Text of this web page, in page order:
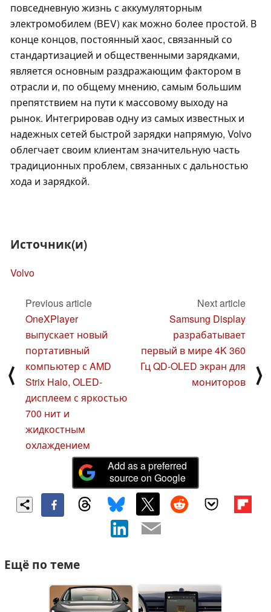
повседневную жизнь с аккумуляторным
электромобилем (BEV) как можно более простой. В
конце концов, постоянный хаос, связанный со
стандартизацией и общественными зарядками,
является основным раздражающим фактором в
отрасли и, по общему мнению, самым большим
препятствием на пути к массовому выходу на
рынок. Интегрировав одну из самых известных и
надежных сетей быстрой зарядки напрямую, Volvo
облегчает своим клиентам значительную часть
традиционных проблем, связанных с дальностью
хода и зарядкой.
Источник(и)
Volvo
⟨
Previous article
OneXPlayer
выпускает новый
портативный
компьютер с AMD
Strix Halo, OLED-
дисплеем с яркостью
700 нит и
жидкостным
охлаждением
Next article
Samsung Display
разрабатывает
первый в мире 4K 360
Гц QD-OLED экран для
мониторов
⟩
Add as a preferred
source on Google
Ещё по теме